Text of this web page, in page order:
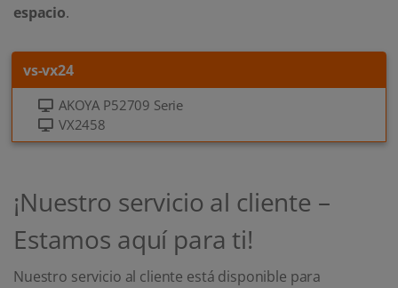
espacio.
vs-vx24
AKOYA P52709 Serie
VX2458
¡Nuestro servicio al cliente –
Estamos aquí para ti!
Nuestro servicio al cliente está disponible para